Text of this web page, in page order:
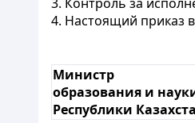
4. Настоящий приказ
Министр
образования и
Республики